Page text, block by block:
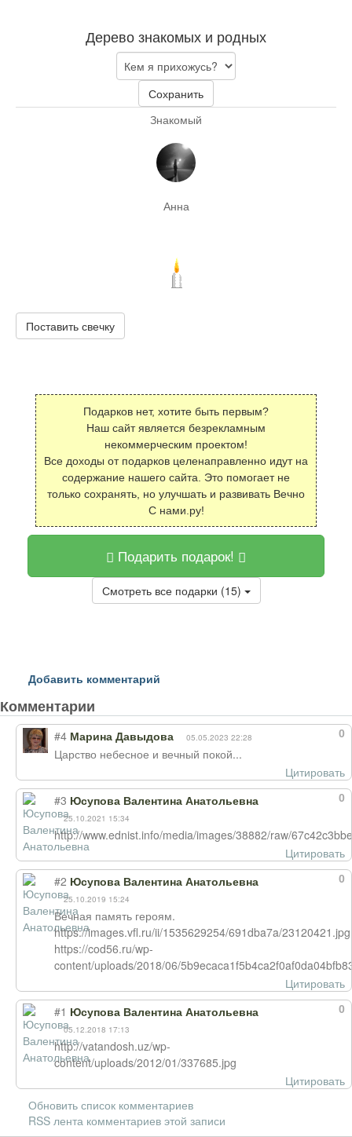
Дерево знакомых и родных
Сохранить
Знакомый
Анна
Поставить свечку
Подарков нет, хотите быть первым?
Наш сайт является безрекламным
некоммерческим проектом!
Все доходы от подарков целенаправленно идут на
содержание нашего сайта. Это помогает не
только сохранять, но улучшать и развивать Вечно
С нами.ру!
Подарить подарок!
Смотреть все подарки (15)
Добавить комментарий
Комментарии
0
#4 Марина Давыдова 05.05.2023 22:28
Царство небесное и вечный покой...
Цитировать
0
#3 Юсупова Валентина Анатольевна
25.10.2021 15:34
http://www.ednist.info/media/images/38882/raw/
Цитировать
0
#2 Юсупова Валентина Анатольевна
25.10.2019 15:24
Вечная память героям.
https://images.vfl.ru/ii/1535629254/691dba7a/23120421.jpg
https://cod56.ru/wp-
content/uploads/2018/06/
Цитировать
0
#1 Юсупова Валентина Анатольевна
05.12.2018 17:13
http://vatandosh.uz/wp-
content/uploads/2012/01/337685.jpg
Цитировать
Обновить список комментариев
RSS лента комментариев этой записи